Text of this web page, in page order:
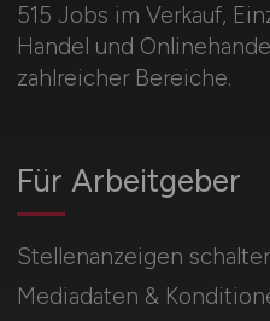
515 Jobs im Verkauf,
Handel und
zahlreicher Bereiche.
Für Arbeitgeber
Stellenanzeigen
Mediadaten &